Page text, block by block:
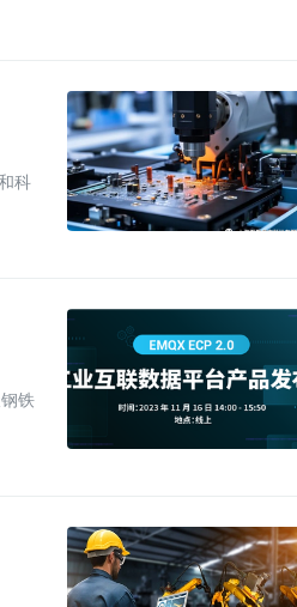
科
铁